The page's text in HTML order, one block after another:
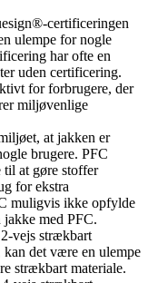
certificeringen
ulempe for nogle
har ofte en
uden certificering.
for forbrugere, der
miljøvenlige
at jakken er
brugere. PFC
til at gøre stoffer
for ekstra
muligvis ikke opfylde
jakke med PFC.
vejs strækbart
det være en ulempe
strækbart materiale.